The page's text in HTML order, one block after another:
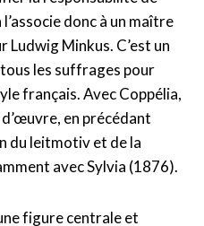
donc à un maître
Ludwig Minkus. C’est un
les suffrages pour
français. Avec Coppélia,
en précédant
du leitmotiv et de la
avec Sylvia (1876).
figure centrale et